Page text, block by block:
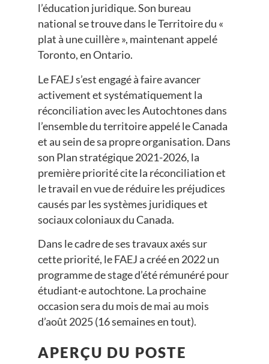
l’éducation juridique. Son bureau
national se trouve dans le Territoire du «
plat à une cuillère », maintenant appelé
Toronto, en Ontario.
Le FAEJ s’est engagé à faire avancer
activement et systématiquement la
réconciliation avec les Autochtones dans
l’ensemble du territoire appelé le Canada
et au sein de sa propre organisation. Dans
son Plan stratégique 2021-2026, la
première priorité cite la réconciliation et
le travail en vue de réduire les préjudices
causés par les systèmes juridiques et
sociaux coloniaux du Canada.
Dans le cadre de ses travaux axés sur
cette priorité, le FAEJ a créé en 2022 un
programme de stage d’été rémunéré pour
étudiant·e autochtone. La prochaine
occasion sera du mois de mai au mois
d’août 2025 (16 semaines en tout).
APERÇU DU POSTE